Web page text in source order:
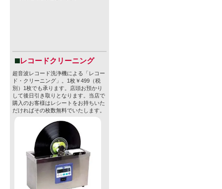
レコードクリーニング
超音波レコード洗浄機による「レコー
ド・クリーニング」。1枚￥499（税
別）1枚でも承ります。店頭お預かり
して後日引き取りとなります。当店で
購入のお客様はレシートをお持ちいた
だければその枚数無料でいたします。